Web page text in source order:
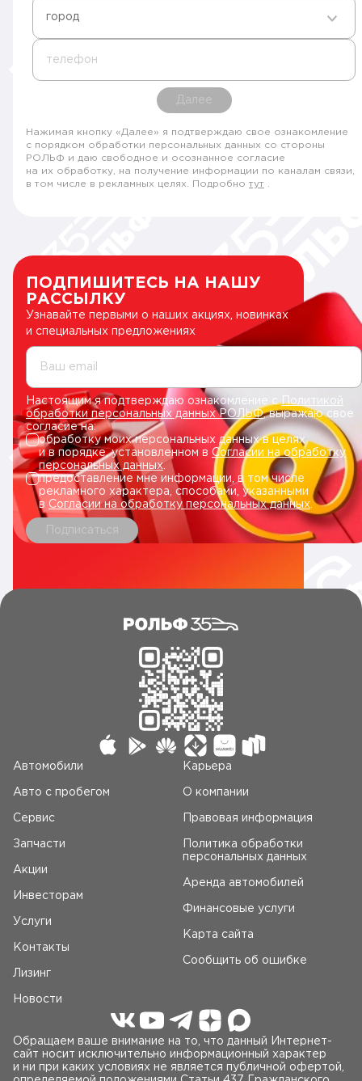
город
телефон
Далее
Нажимая кнопку «Далее» я подтверждаю свое ознакомление
с порядком обработки персональных данных со стороны
РОЛЬФ и даю свободное и осознанное согласие
на их обработку, на получение информации по каналам связи,
в том числе в рекламных целях. Подробно тут
ПОДПИШИТЕСЬ НА НАШУ
РАССЫЛКУ
Узнавайте первыми о наших акциях, новинках
и специальных предложениях
Ваш email
Настоящим я подтверждаю ознакомление сПолитикой
обработки персональных данных РОЛЬФ, выражаю свое
согласие на:
обработку моих персональных данных в целях
и в порядке, установленном в Согласии на обработку
персональных данных.
предоставление мне информации, в том числе
рекламного характера, способами, указанными
в Согласии на обработку персональных данных
Подписаться
Автомобили
Авто c пробегом
Сервис
Запчасти
Акции
Инвесторам
Услуги
Контакты
Лизинг
Новости
Карьера
О компании
Правовая информация
Политика обработки
персональных данных
Аренда автомобилей
Финансовые услуги
Карта сайта
Сообщить об ошибке
Обращаем ваше внимание на то, что данный Интернет-
сайт носит исключительно информационный характер
и ни при каких условиях не является публичной офертой,